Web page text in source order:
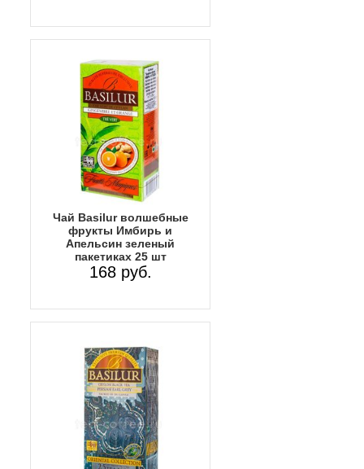
Чай Basilur волшебные
фрукты Имбирь и
Апельсин зеленый
пакетиках 25 шт
168 руб.